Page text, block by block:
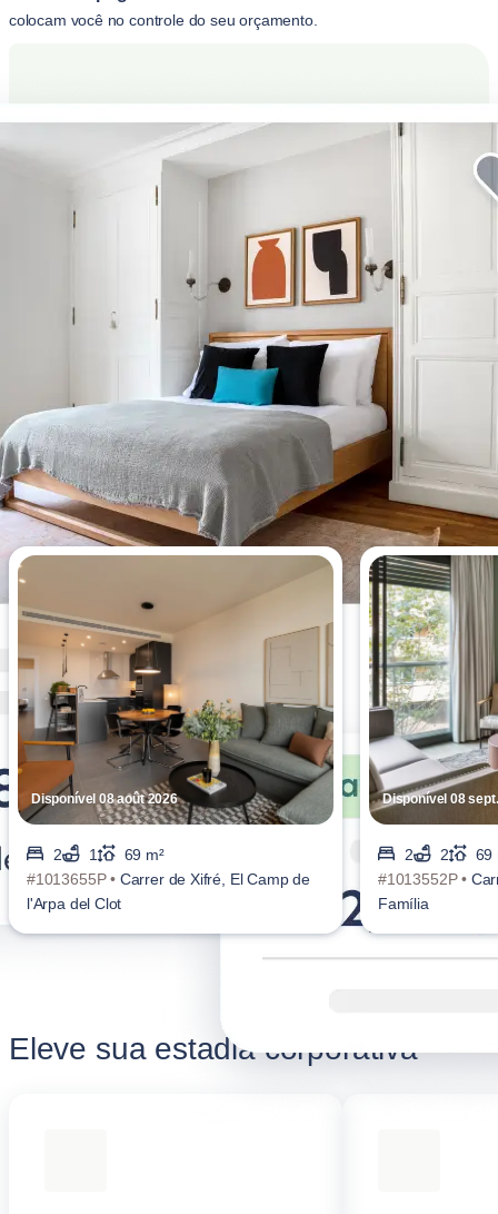
colocam você no controle do seu orçamento.
Os apartamentos de 2 quartos
mais vistos desta semana.
Disponível 08 août 2026
2 1
69 m²
#1013655P • Carrer de Xifré, El Camp de
l'Arpa del Clot
Disponível 08
2 2
69
#1013552P •
Família
Eleve sua estadia corporativa